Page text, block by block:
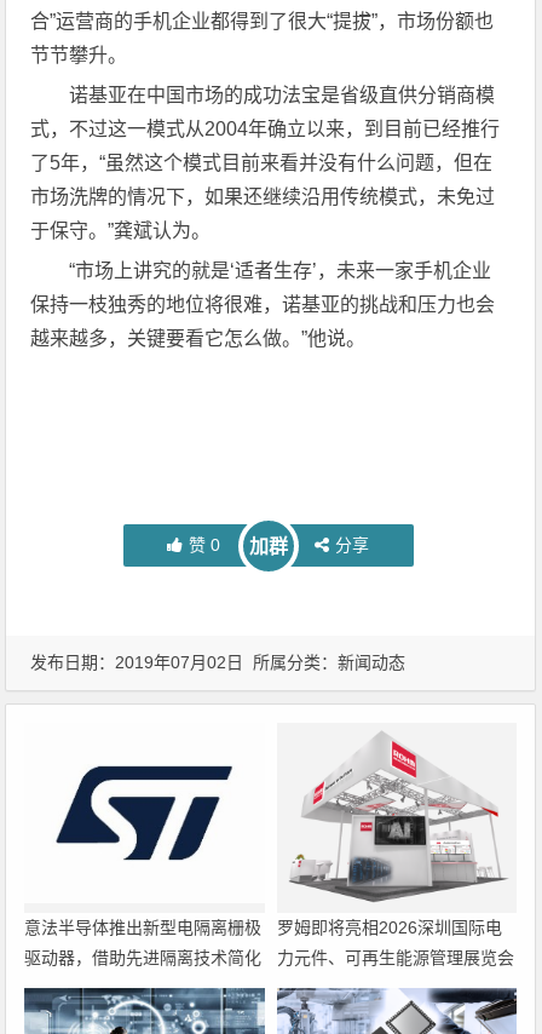
合”运营商的手机企业都得到了很大“提拔”，市场份额也
节节攀升。
诺基亚在中国市场的成功法宝是省级直供分销商模
式，不过这一模式从2004年确立以来，到目前已经推行
了5年，“虽然这个模式目前来看并没有什么问题，但在
市场洗牌的情况下，如果还继续沿用传统模式，未免过
于保守。”龚斌认为。
“市场上讲究的就是‘适者生存’，未来一家手机企业
保持一枝独秀的地位将很难，诺基亚的挑战和压力也会
越来越多，关键要看它怎么做。”他说。
赞 0 加群 分享
发布日期：2019年07月02日 所属分类：新闻动态
意法半导体推出新型电隔离栅极
驱动器，借助先进隔离技术简化
电源设计
罗姆即将亮相2026深圳国际电
力元件、可再生能源管理展览会
暨研讨会